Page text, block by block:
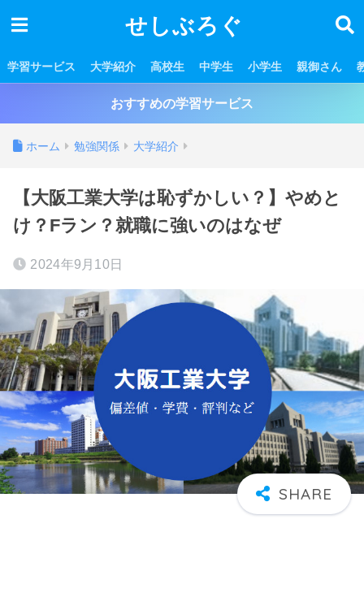
せしぶろぐ
学習サービス 大学紹介 高校生 中学生 小学生 親御さん
おすすめの学習サービス
ホーム 勉強関係 大学紹介
【大阪工業大学は恥ずかしい？】やめと
け？Fラン？就職に強いのはなぜ
2024年9月10日